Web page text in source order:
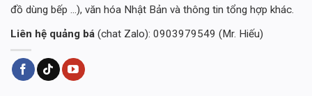
đồ dùng bếp ...), văn hóa Nhật Bản và thông tin tổng hợp khác.
Liên hệ quảng bá (chat Zalo): 0903979549 (Mr. Hiếu)